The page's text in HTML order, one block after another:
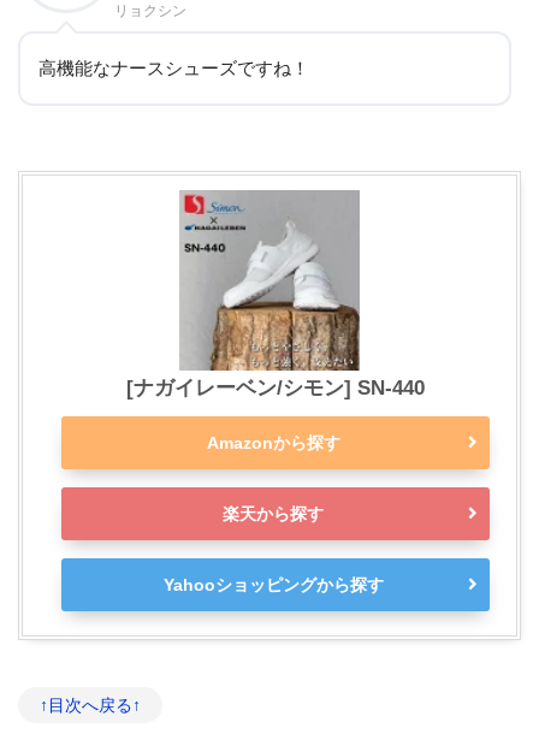
リョクシン
高機能なナースシューズですね！
[ナガイレーベン/シモン] SN-440
Amazonから探す
楽天から探す
Yahooショッピングから探す
↑目次へ戻る↑